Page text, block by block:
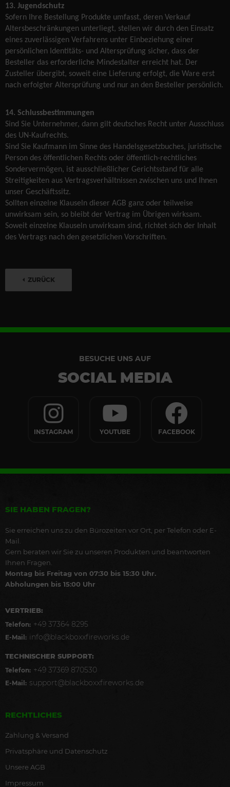
13. Jugendschutz
Sofern Ihre Bestellung Produkte umfasst, deren Verkauf
Altersbeschränkungen unterliegt, stellen wir durch den Einsatz
eines zuverlässigen Verfahrens unter Einbeziehung einer
persönlichen Identitäts- und Altersprüfung sicher, dass der
Besteller das erforderliche Mindestalter erreicht hat. Der
Zusteller übergibt, soweit eine Lieferung erfolgt, die Ware erst
nach erfolgter Altersprüfung und nur an den Besteller persönlich.
14. Schlussbestimmungen
Sind Sie Unternehmer, dann gilt deutsches Recht unter Ausschluss
des UN-Kaufrechts.
Sind Sie Kaufmann im Sinne des Handelsgesetzbuches, juristische
Person des öffentlichen Rechts oder öffentlich-rechtliches
Sondervermögen, ist ausschließlicher Gerichtsstand für alle
Streitigkeiten aus Vertragsverhältnissen zwischen uns und Ihnen
unser Geschäftssitz.
Sollten einzelne Klauseln dieser AGB ganz oder teilweise
unwirksam sein, so bleibt der Vertrag im Übrigen wirksam.
Soweit einzelne Klauseln unwirksam sind, richtet sich der Inhalt
des Vertrags nach den gesetzlichen Vorschriften.
ZURÜCK
BESUCHE UNS AUF
SOCIAL MEDIA
INSTAGRAM YOUTUBE FACEBOOK
SIE HABEN FRAGEN?
Sie erreichen uns zu den Bürozeiten vor Ort, per Telefon oder E-
Mail.
Gern beraten wir Sie zu unseren Produkten und beantworten
Ihnen Fragen.
Montag bis Freitag von 07:30 bis 15:30 Uhr.
Abholungen bis 15:00 Uhr
VERTRIEB:
Telefon: +49 37364 8295
E-Mail: info@blackboxxfireworks.de
TECHNISCHER SUPPORT:
Telefon: +49 37369 870530
E-Mail: support@blackboxxfireworks.de
RECHTLICHES
Zahlung & Versand
Privatsphäre und Datenschutz
Unsere AGB
Impressum